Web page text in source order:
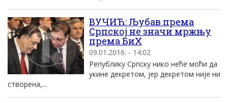
ВУЧИЋ: Љубав према
Српскоj не значи мржњу
према БиХ
09.01.2016. - 14:02
Републику Српску нико неће моћи да
укине декретом, jер декретом ниjе ни
створена,...